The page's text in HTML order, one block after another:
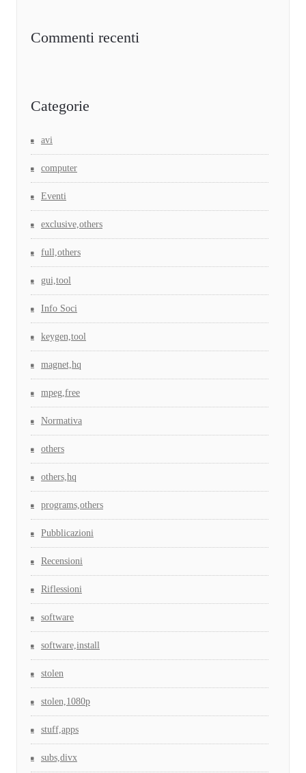
Commenti recenti
Categorie
avi
computer
Eventi
exclusive,others
full,others
gui,tool
Info Soci
keygen,tool
magnet,hq
mpeg,free
Normativa
others
others,hq
programs,others
Pubblicazioni
Recensioni
Riflessioni
software
software,install
stolen
stolen,1080p
stuff,apps
subs,divx